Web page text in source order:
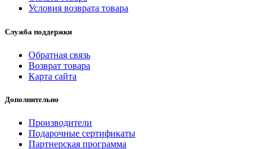
Условия возврата товара
Служба поддержки
Обратная связь
Возврат товара
Карта сайта
Дополнительно
Производители
Подарочные сертификаты
Партнерская программа